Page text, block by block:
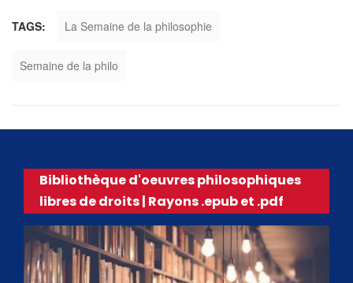
TAGS: La Semaine de la philosophie
Semaine de la philo
Bibliothèque d'oeuvres philosophiques
libres de droits | Rayons .epub et .pdf